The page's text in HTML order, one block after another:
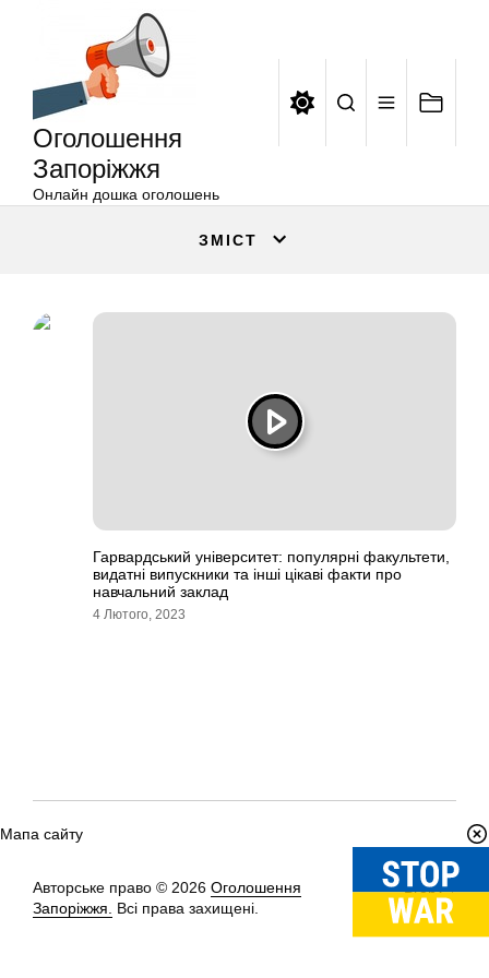
Оголошення
Запоріжжя
Онлайн дошка оголошень
ЗМІСТ
Гарвардський університет: популярні факультети,
видатні випускники та інші цікаві факти про
навчальний заклад
4 Лютого, 2023
Мапа сайту
Авторське право © 2026 Оголошення
Запоріжжя.
Всі права захищені.
Вгору